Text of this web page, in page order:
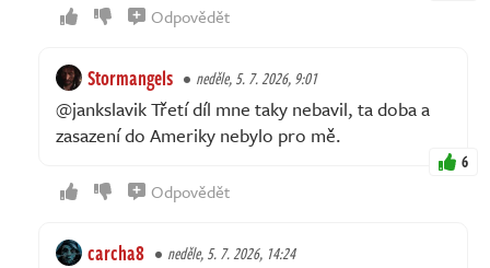
Odpovědět
Stormangels neděle, 5. 7. 2026, 9:01
@jankslavik Třetí díl mne taky nebavil, ta doba a
zasazení do Ameriky nebylo pro mě.
6
Odpovědět
carcha8 neděle, 5. 7. 2026, 14:24